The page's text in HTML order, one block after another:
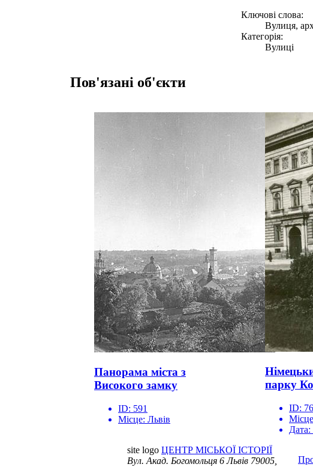
Ключові слова:
Вулиця,
Категорія:
Вулиці
Пов'язані об'єкти
Панорама міста з
Високого замку
ID: 591
Місце: Львів
парку
ID:
Дата:
site logo ЦЕНТР МІСЬКОЇ ІСТОРІЇ
Вул. Акад. Богомольця 6Львів 79005,